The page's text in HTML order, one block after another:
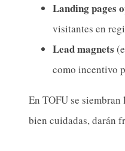
Landing pages
visitantes en
Lead magnets
como incentivo
En TOFU se
bien cuidadas, darán